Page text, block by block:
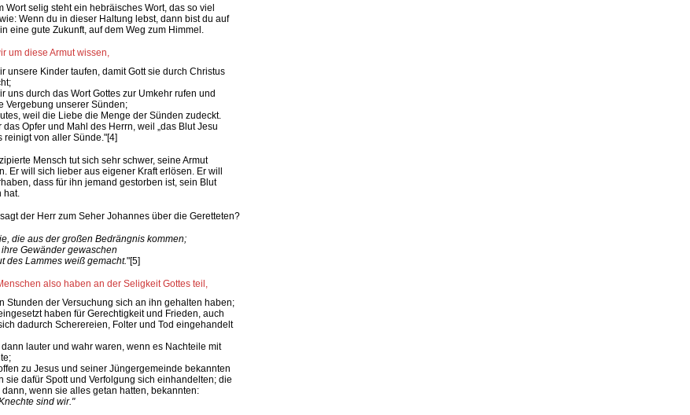
Wort selig steht ein hebräisches Wort, das so viel
Wenn du in dieser Haltung lebst, dann bist du auf
eine gute Zukunft, auf dem Weg zum Himmel.
um diese Armut wissen,
unsere Kinder taufen, damit Gott sie durch Christus
uns durch das Wort Gottes zur Umkehr rufen und
Vergebung unserer Sünden;
weil die Liebe die Menge der Sünden zudeckt.
das Opfer und Mahl des Herrn, weil „das Blut Jesu
reinigt von aller Sünde."[4]
Mensch tut sich sehr schwer, seine Armut
Er will sich lieber aus eigener Kraft erlösen. Er will
dass für ihn jemand gestorben ist, sein Blut
hat.
der Herr zum Seher Johannes über die Geretteten?
die aus der großen Bedrängnis kommen;
Gewänder gewaschen
des Lammes weiß gemacht."[5]
also haben an der Seligkeit Gottes teil,
Stunden der Versuchung sich an ihn gehalten haben;
haben für Gerechtigkeit und Frieden, auch
dadurch Scherereien, Folter und Tod eingehandelt
lauter und wahr waren, wenn es Nachteile mit
zu Jesus und seiner Jüngergemeinde bekannten
sie dafür Spott und Verfolgung sich einhandelten; die
wenn sie alles getan hatten, bekannten:
sind wir."